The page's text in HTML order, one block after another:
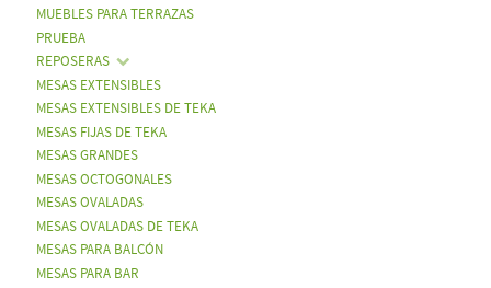
MUEBLES PARA TERRAZAS
PRUEBA
REPOSERAS
MESAS EXTENSIBLES
MESAS EXTENSIBLES DE TEKA
MESAS FIJAS DE TEKA
MESAS GRANDES
MESAS OCTOGONALES
MESAS OVALADAS
MESAS OVALADAS DE TEKA
MESAS PARA BALCÓN
MESAS PARA BAR